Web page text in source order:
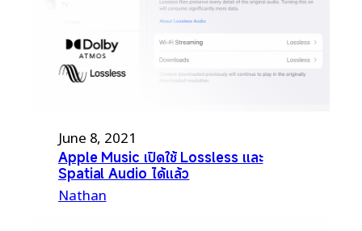
June 8, 2021
Apple Music เปิดใช้ Lossless และ
Spatial Audio ได้แล้ว
Nathan